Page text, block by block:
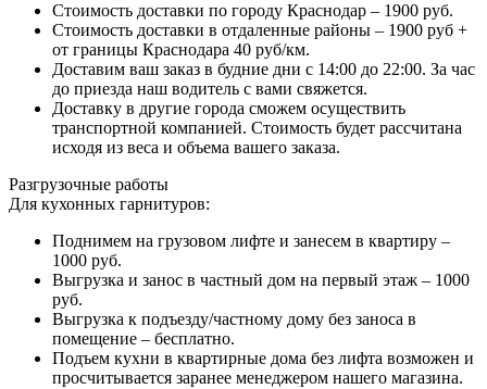
Стоимость доставки по городу Краснодар – 1900 руб.
Стоимость доставки в отдаленные районы – 1900 руб +
от границы Краснодара 40 руб/км.
Доставим ваш заказ в будние дни с 14:00 до 22:00. За час
до приезда наш водитель с вами свяжется.
Доставку в другие города сможем осуществить
транспортной компанией. Стоимость будет рассчитана
исходя из веса и объема вашего заказа.
Разгрузочные работы
Для кухонных гарнитуров:
Поднимем на грузовом лифте и занесем в квартиру –
1000 руб.
Выгрузка и занос в частный дом на первый этаж – 1000
руб.
Выгрузка к подъезду/частному дому без заноса в
помещение – бесплатно.
Подъем кухни в квартирные дома без лифта возможен и
просчитывается заранее менеджером нашего магазина.